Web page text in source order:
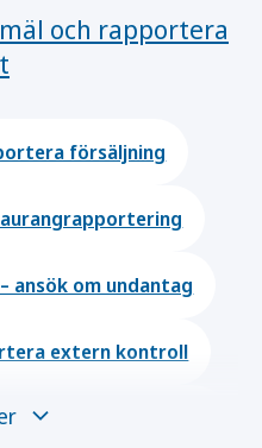
och rapportera
försäljning
ansök om undantag
extern kontroll
preparat –